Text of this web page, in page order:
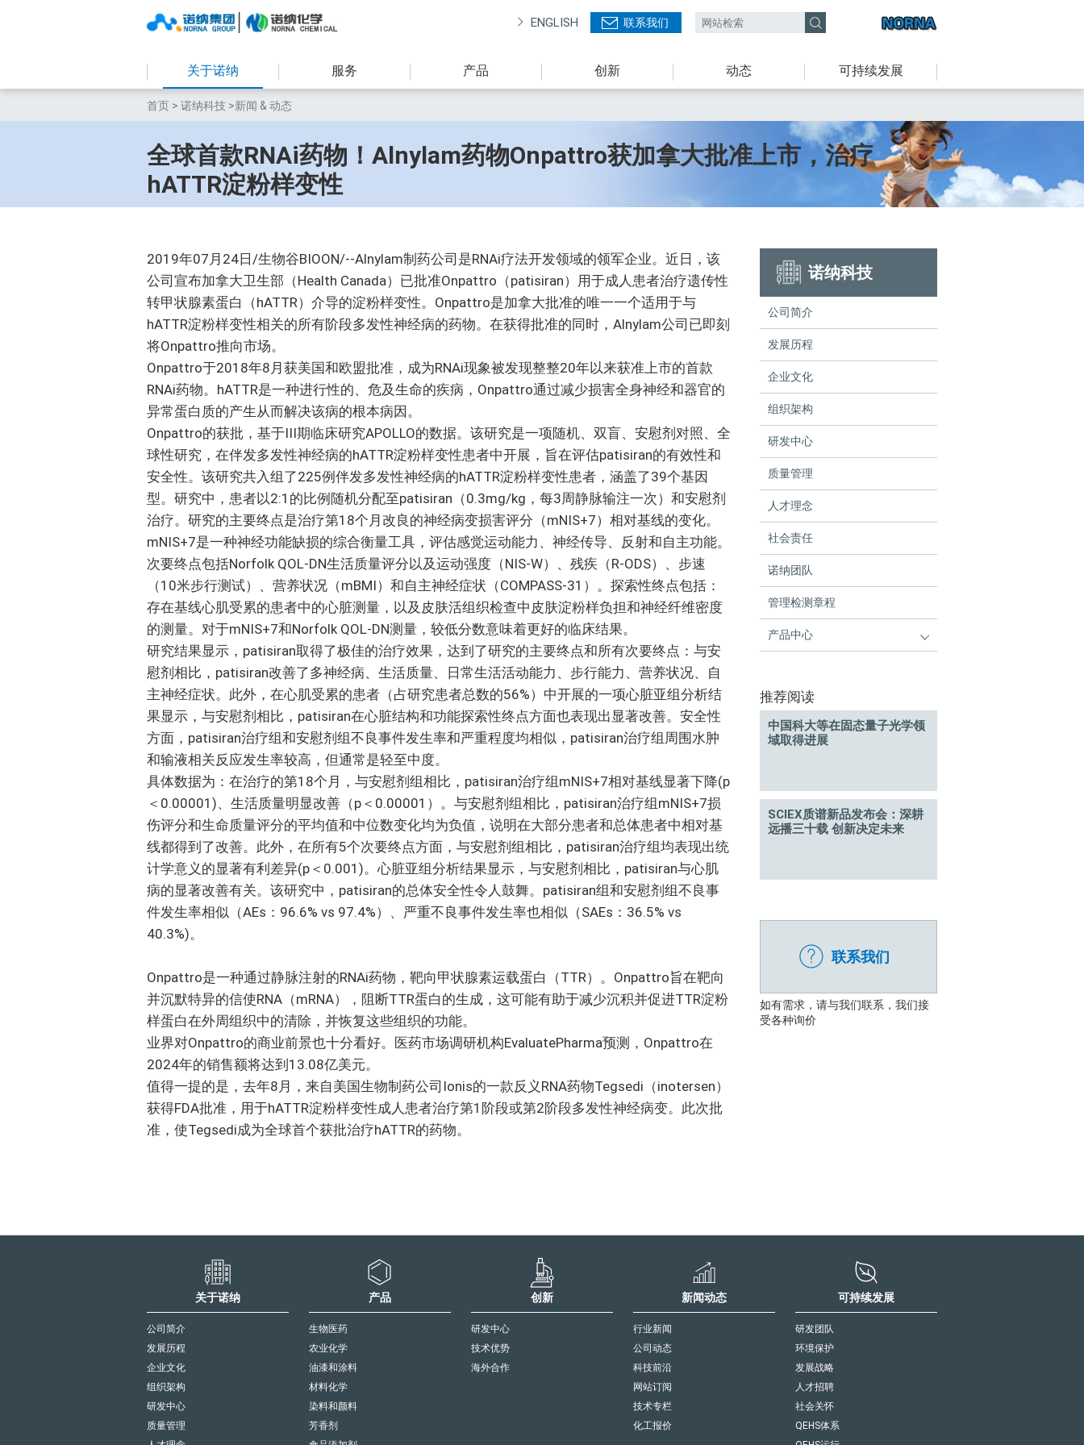
关于诺纳 服务 产品 创新 动态 可持续发展
联系我们
ENGLISH
首页 > 诺纳科技 >新闻 & 动态
全球首款RNAi药物！Alnylam药物Onpattro获加拿大批准上市，治疗
hATTR淀粉样变性
2019年07月24日/生物谷BIOON/--Alnylam制药公司是RNAi疗法开发领域的领军企业。近日，该
公司宣布加拿大卫生部（Health Canada）已批准Onpattro（patisiran）用于成人患者治疗遗传性
转甲状腺素蛋白（hATTR）介导的淀粉样变性。Onpattro是加拿大批准的唯一一个适用于与
hATTR淀粉样变性相关的所有阶段多发性神经病的药物。在获得批准的同时，Alnylam公司已即刻
将Onpattro推向市场。
Onpattro于2018年8月获美国和欧盟批准，成为RNAi现象被发现整整20年以来获准上市的首款
RNAi药物。hATTR是一种进行性的、危及生命的疾病，Onpattro通过减少损害全身神经和器官的
异常蛋白质的产生从而解决该病的根本病因。
Onpattro的获批，基于III期临床研究APOLLO的数据。该研究是一项随机、双盲、安慰剂对照、全
球性研究，在伴发多发性神经病的hATTR淀粉样变性患者中开展，旨在评估patisiran的有效性和
安全性。该研究共入组了225例伴发多发性神经病的hATTR淀粉样变性患者，涵盖了39个基因
型。研究中，患者以2:1的比例随机分配至patisiran（0.3mg/kg，每3周静脉输注一次）和安慰剂
治疗。研究的主要终点是治疗第18个月改良的神经病变损害评分（mNIS+7）相对基线的变化。
mNIS+7是一种神经功能缺损的综合衡量工具，评估感觉运动能力、神经传导、反射和自主功能。
次要终点包括Norfolk QOL-DN生活质量评分以及运动强度（NIS-W）、残疾（R-ODS）、步速
（10米步行测试）、营养状况（mBMI）和自主神经症状（COMPASS-31）。探索性终点包括：
存在基线心肌受累的患者中的心脏测量，以及皮肤活组织检查中皮肤淀粉样负担和神经纤维密度
的测量。对于mNIS+7和Norfolk QOL-DN测量，较低分数意味着更好的临床结果。
研究结果显示，patisiran取得了极佳的治疗效果，达到了研究的主要终点和所有次要终点：与安
慰剂相比，patisiran改善了多神经病、生活质量、日常生活活动能力、步行能力、营养状况、自
主神经症状。此外，在心肌受累的患者（占研究患者总数的56%）中开展的一项心脏亚组分析结
果显示，与安慰剂相比，patisiran在心脏结构和功能探索性终点方面也表现出显著改善。安全性
方面，patisiran治疗组和安慰剂组不良事件发生率和严重程度均相似，patisiran治疗组周围水肿
和输液相关反应发生率较高，但通常是轻至中度。
具体数据为：在治疗的第18个月，与安慰剂组相比，patisiran治疗组mNIS+7相对基线显著下降(p
＜0.00001)、生活质量明显改善（p＜0.00001）。与安慰剂组相比，patisiran治疗组mNIS+7损
伤评分和生命质量评分的平均值和中位数变化均为负值，说明在大部分患者和总体患者中相对基
线都得到了改善。此外，在所有5个次要终点方面，与安慰剂组相比，patisiran治疗组均表现出统
计学意义的显著有利差异(p＜0.001)。心脏亚组分析结果显示，与安慰剂相比，patisiran与心肌
病的显著改善有关。该研究中，patisiran的总体安全性令人鼓舞。patisiran组和安慰剂组不良事
件发生率相似（AEs：96.6% vs 97.4%）、严重不良事件发生率也相似（SAEs：36.5% vs
40.3%)。
Onpattro是一种通过静脉注射的RNAi药物，靶向甲状腺素运载蛋白（TTR）。Onpattro旨在靶向
并沉默特异的信使RNA（mRNA），阻断TTR蛋白的生成，这可能有助于减少沉积并促进TTR淀粉
样蛋白在外周组织中的清除，并恢复这些组织的功能。
业界对Onpattro的商业前景也十分看好。医药市场调研机构EvaluatePharma预测，Onpattro在
2024年的销售额将达到13.08亿美元。
值得一提的是，去年8月，来自美国生物制药公司Ionis的一款反义RNA药物Tegsedi（inotersen）
获得FDA批准，用于hATTR淀粉样变性成人患者治疗第1阶段或第2阶段多发性神经病变。此次批
准，使Tegsedi成为全球首个获批治疗hATTR的药物。
诺纳科技
公司简介
发展历程
企业文化
组织架构
研发中心
质量管理
人才理念
社会责任
诺纳团队
管理检测章程
产品中心
推荐阅读
中国科大等在固态量子光学领
域取得进展
SCIEX质谱新品发布会：深耕
远播三十载 创新决定未来
联系我们
如有需求，请与我们联系，我们接
受各种询价
关于诺纳
公司简介
发展历程
企业文化
组织架构
研发中心
质量管理
产品
生物医药
农业化学
油漆和涂料
材料化学
染料和颜料
芳香剂
创新
研发中心
技术优势
海外合作
新闻动态
行业新闻
公司动态
科技前沿
网站订阅
技术专栏
化工报价
可持续发展
研发团队
环境保护
发展战略
人才招聘
社会关怀
QEHS体系